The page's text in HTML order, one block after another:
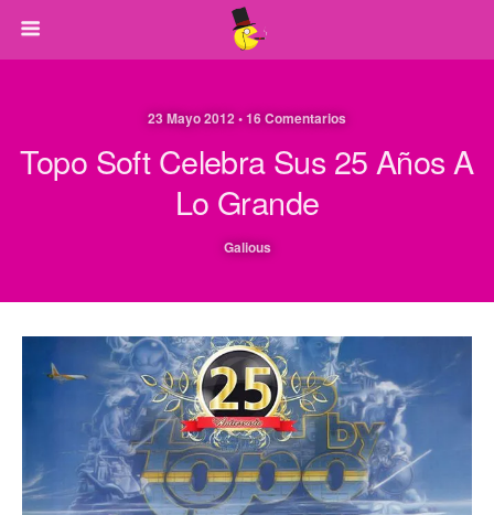
23 Mayo 2012 • 16 Comentarios
Topo Soft Celebra Sus 25 Años A
Lo Grande
Galious